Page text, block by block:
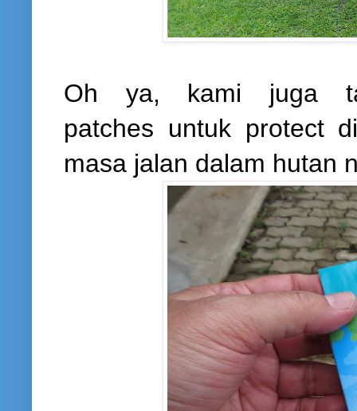
Oh ya, kami juga
patches untuk protect
masa jalan dalam hutan